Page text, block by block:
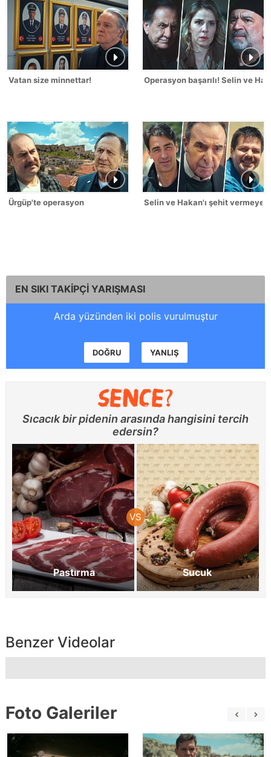
Vatan size minnettar! Operasyon başarılı! Selin ve
Ürgüp'te operasyon Selin ve Hakan'ı şehit
EN SIKI TAKİPÇİ YARIŞMASI
Arda yüzünden iki polis vurulmuştur
DOĞRU YANLIŞ
Sıcacık bir pidenin arasında hangisini tercih
edersin?
Pastırma Sucuk
Benzer Videolar
Foto Galeriler